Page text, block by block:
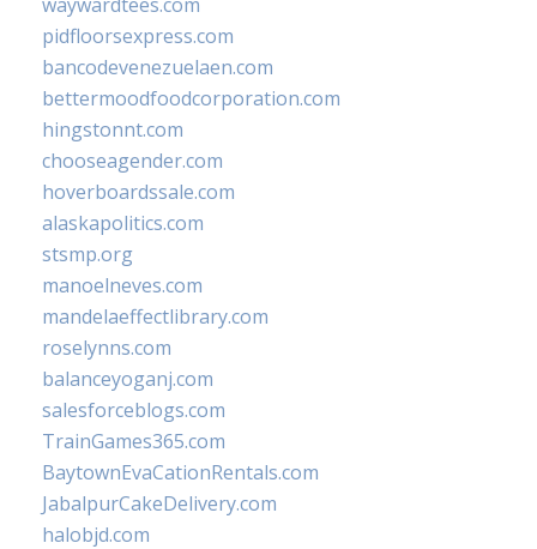
pidfloorsexpress.com
bancodevenezuelaen.com
bettermoodfoodcorporation.com
hingstonnt.com
chooseagender.com
hoverboardssale.com
alaskapolitics.com
stsmp.org
manoelneves.com
mandelaeffectlibrary.com
roselynns.com
balanceyoganj.com
salesforceblogs.com
TrainGames365.com
BaytownEvaCationRentals.com
JabalpurCakeDelivery.com
halobjd.com